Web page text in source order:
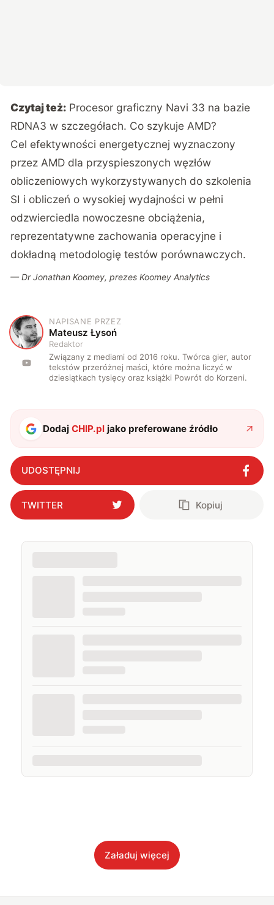
Czytaj też: Procesor graficzny Navi 33 na bazie
RDNA3 w szczegółach. Co szykuje AMD?
Cel efektywności energetycznej wyznaczony
przez AMD dla przyspieszonych węzłów
obliczeniowych wykorzystywanych do szkolenia
SI i obliczeń o wysokiej wydajności w pełni
odzwierciedla nowoczesne obciążenia,
reprezentatywne zachowania operacyjne i
dokładną metodologię testów porównawczych.
— Dr Jonathan Koomey, prezes Koomey Analytics
M
NAPISANE PRZEZ
Mateusz Łysoń
Redaktor
Związany z mediami od 2016 roku. Twórca gier, autor
tekstów przeróżnej maści, które można liczyć w
dziesiątkach tysięcy oraz książki Powrót do Korzeni.
DodajCHIP.pl jako preferowane źródło
UDOSTĘPNIJ
TWITTER Kopiuj
Załaduj więcej